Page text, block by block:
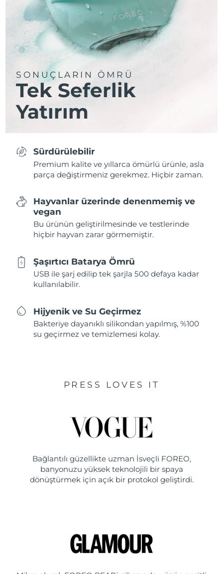
SONUÇLARIN ÖMRÜ
Tek Seferlik
Yatırım
Sürdürülebilir
Premium kalite ve yıllarca ömürlü ürünle, asla
parça değiştirmeniz gerekmez. Hiçbir zaman.
Hayvanlar üzerinde denenmemiş ve
vegan
Bu ürünün geliştirilmesinde ve testlerinde
hiçbir hayvan zarar görmemiştir.
Şaşırtıcı Batarya Ömrü
USB ile şarj edilip tek şarjla 500 defaya kadar
kullanılabilir.
Hijyenik ve Su Geçirmez
Bakteriye dayanıklı silikondan yapılmış, %100
su geçirmez ve temizlemesi kolay.
PRESS LOVES IT
Bağlantılı güzellikte uzman İsveçli FOREO,
banyonuzu yüksek teknolojili bir spaya
dönüştürmek için açık bir protokol geliştirdi.
™